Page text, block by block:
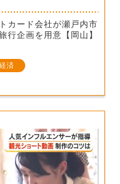
カード会社が瀬戸内市
企画を用意【岡山】
済